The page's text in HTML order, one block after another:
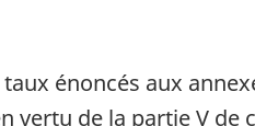
énoncés aux
vertu de la partie V de